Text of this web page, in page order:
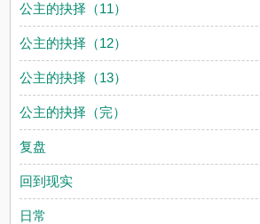
公主的抉择（11）
公主的抉择（12）
公主的抉择（13）
公主的抉择（完）
复盘
回到现实
日常